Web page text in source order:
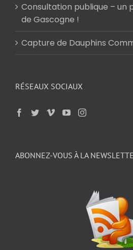
Consultation publique – un
de Gascogne !
Capture de Dauphins
RÉSEAUX SOCIAUX
ABONNEZ-VOUS À LA